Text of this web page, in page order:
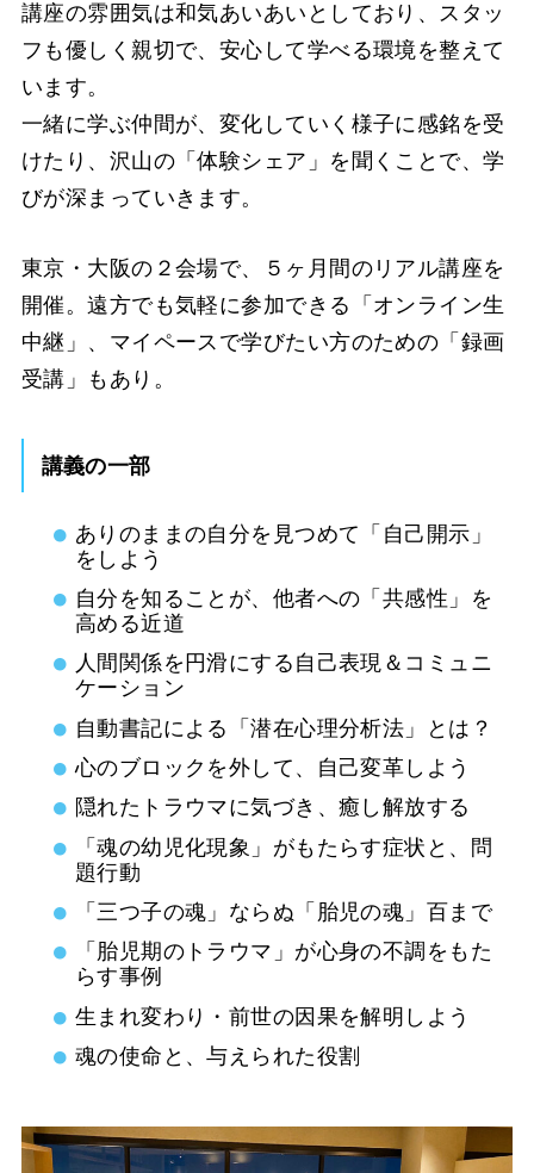
講座の雰囲気は和気あいあいとしており、スタッ
フも優しく親切で、安心して学べる環境を整えて
います。
一緒に学ぶ仲間が、変化していく様子に感銘を受
けたり、沢山の「体験シェア」を聞くことで、学
びが深まっていきます。
東京・大阪の２会場で、５ヶ月間のリアル講座を
開催。遠方でも気軽に参加できる「オンライン生
中継」、マイペースで学びたい方のための「録画
受講」もあり。
講義の一部
ありのままの自分を見つめて「自己開示」
をしよう
自分を知ることが、他者への「共感性」を
高める近道
人間関係を円滑にする自己表現＆コミュニ
ケーション
自動書記による「潜在心理分析法」とは？
心のブロックを外して、自己変革しよう
隠れたトラウマに気づき、癒し解放する
「魂の幼児化現象」がもたらす症状と、問
題行動
「三つ子の魂」ならぬ「胎児の魂」百まで
「胎児期のトラウマ」が心身の不調をもた
らす事例
生まれ変わり・前世の因果を解明しよう
魂の使命と、与えられた役割